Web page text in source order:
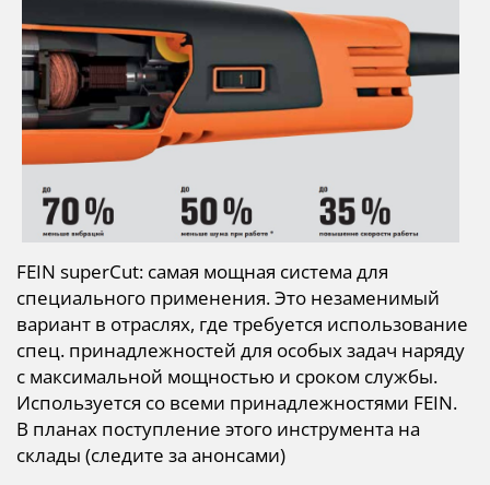
FEIN superCut: самая мощная система для
специального применения. Это незаменимый
вариант в отраслях, где требуется использование
спец. принадлежностей для особых задач наряду
с максимальной мощностью и сроком службы.
Используется со всеми принадлежностями FEIN.
В планах поступление этого инструмента на
склады (следите за анонсами)